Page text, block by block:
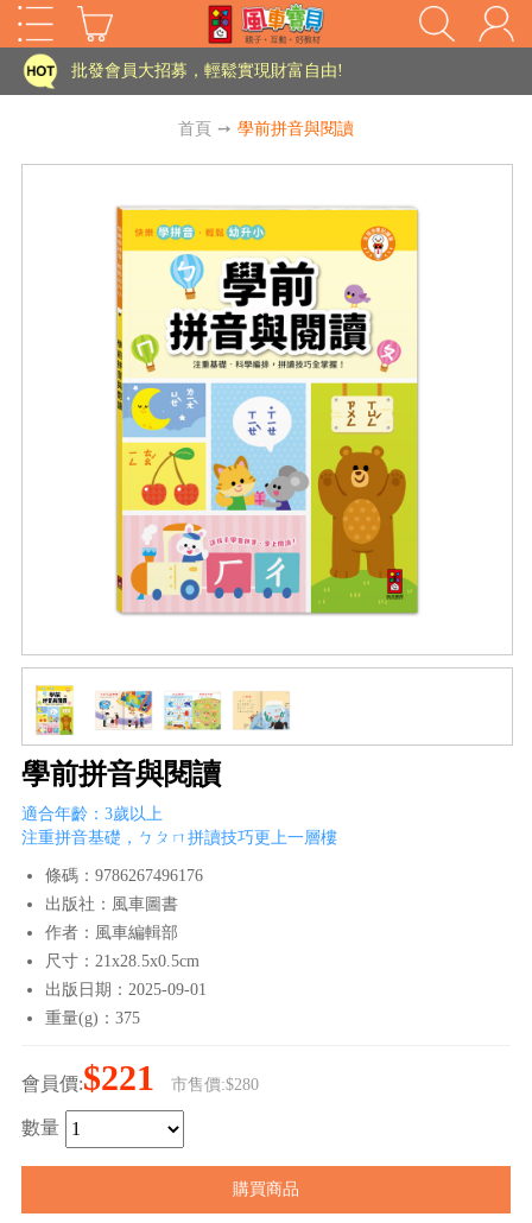
HOT
家長樂了!「風車書版集團暨FOOD超人企業總部」目前正興建中!
批發會員大招募，輕鬆實現財富自由!
老師您好!!幼教會員火熱招募中~
海外購物免煩惱！點我查看『海外購物流程說明』
批發會員大招募，輕鬆實現財富自由!
老師您好!!幼教會員火熱招募中~
海外購物免煩惱！點我查看『海外購物流程說明』
首頁 ➙ 學前拼音與閱讀
學前拼音與閱讀
適合年齡：3歲以上
注重拼音基礎，ㄅㄆㄇ拼讀技巧更上一層樓
條碼：9786267496176
出版社：風車圖書
作者：風車編輯部
尺寸：21x28.5x0.5cm
出版日期：2025-09-01
重量(g)：375
會員價:$221 市售價:$280
數量